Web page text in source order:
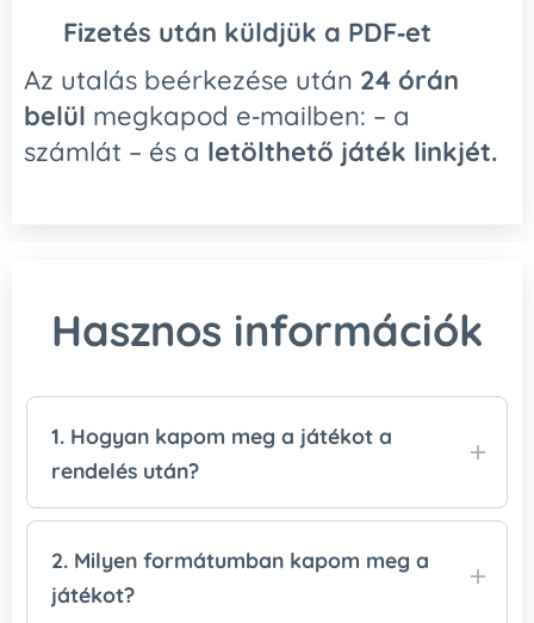
Fizetés után küldjük a PDF‑et
Az utalás beérkezése után 24 órán
belül megkapod e‑mailben: – a
számlát – és a letölthető játék linkjét.
Hasznos információk
1. Hogyan kapom meg a játékot a
rendelés után?
A játékotaz összeg beérkezése utánküldjük
e‑mailben kapod meg, és5 napiglesz
lehetőséged letölteni a PDF fájlokat.
2. Milyen formátumban kapom meg a
játékot?